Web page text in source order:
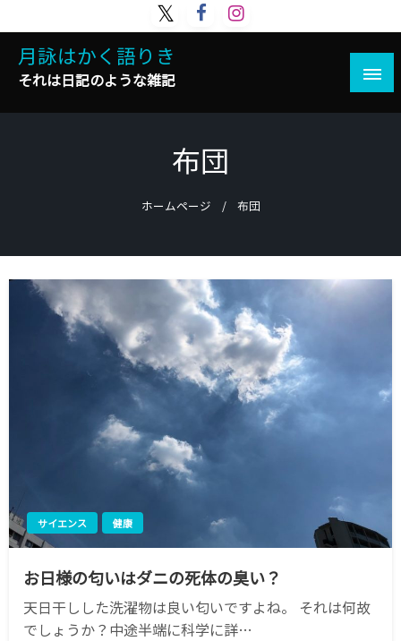
ン
へ
月詠はかく語りき
それは日記のような雑記
布団
ホームページ 布団
サイエンス 健康
お日様の匂いはダニの死体の臭い？
天日干しした洗濯物は良い匂いですよね。 それは何故
でしょうか？中途半端に科学に詳…